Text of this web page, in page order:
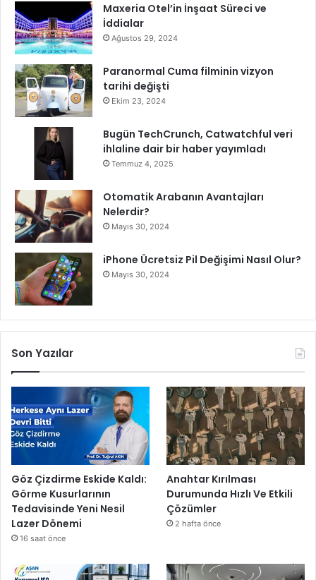
k
e
n
d
Maxeria Otel’in İnşaat Süreci ve
İddialar
Ağustos 29, 2024
Paranormal Cuma filminin vizyon
tarihi değişti
Ekim 23, 2024
Bugün TechCrunch, Catwatchful veri
ihlaline dair bir haber yayımladı
Temmuz 4, 2025
Otomatik Arabanın Avantajları
Nelerdir?
Mayıs 30, 2024
iPhone Ücretsiz Pil Değişimi Nasıl Olur?
Mayıs 30, 2024
Son Yazılar
Göz Çizdirme Eskide Kaldı:
Görme Kusurlarının
Tedavisinde Yeni Nesil
Lazer Dönemi
16 saat önce
Anahtar Kırılması
Durumunda Hızlı Ve Etkili
Çözümler
2 hafta önce